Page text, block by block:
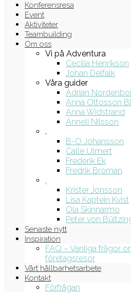
Konferensresa
Event
Aktiviteter
Teambuilding
Om oss
Vi på Adventura
Cecilia Henrikson
Johan Delfalk
Våra guider
Adrian
Anna Ottosson
Anna Widstrand
Anneli Nilsson
.
B-O Johansson
Calle Ulmert
Frederik Ek
Fredrik Broman
.
Krister Jonsson
Lisa Kaptein Kvist
Ola Skinnarmo
Peter von
Senaste nytt
Inspiration
FAQ – Vanliga frågor
företagsresor
Vårt hållbarhetsarbete
Kontakt
Förfrågan